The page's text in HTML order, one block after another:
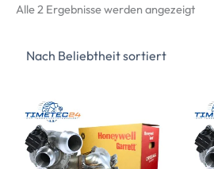
Alle 2 Ergebnisse werden angezeigtNach